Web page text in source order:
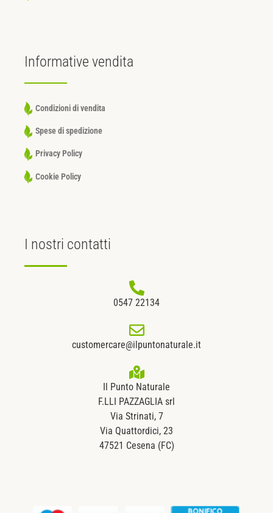
Informative vendita
Condizioni di vendita
Spese di spedizione
Privacy Policy
Cookie Policy
I nostri contatti
0547 22134
customercare@ilpuntonaturale.it
Il Punto Naturale
F.LLI PAZZAGLIA srl
Via Strinati, 7
Via Quattordici, 23
47521 Cesena (FC)